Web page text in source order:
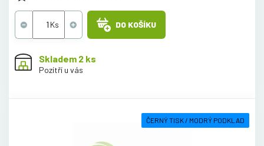
DO KOŠÍKU
Skladem 2 ks
Pozítří u vás
ČERNÝ TISK / MODRÝ PODKLAD